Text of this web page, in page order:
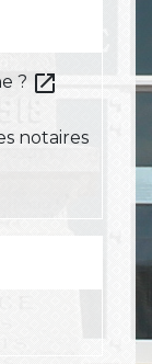
? open_in_new
notaires